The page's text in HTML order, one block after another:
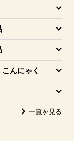
んにゃく
一覧を見る